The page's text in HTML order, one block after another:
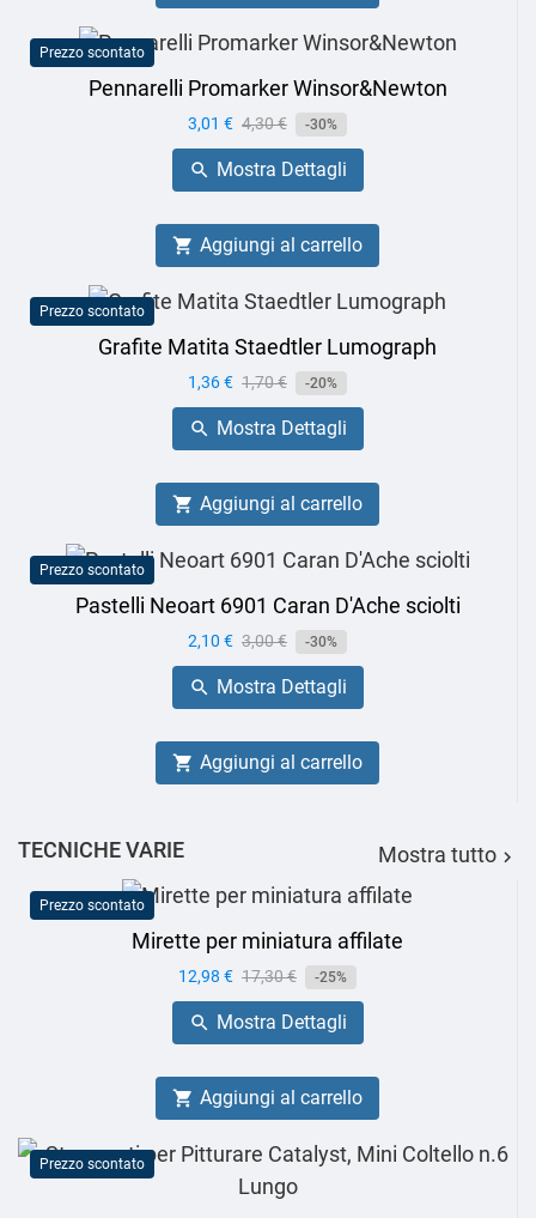
Prezzo scontato
Pennarelli Promarker Winsor&Newton
Prezzo
3,01 € Prezzo
base
4,30 € -30%
 Mostra Dettagli
 Aggiungi al carrello
Prezzo scontato
Grafite Matita Staedtler Lumograph
Prezzo
1,36 € Prezzo
base
1,70 € -20%
 Mostra Dettagli
 Aggiungi al carrello
Prezzo scontato
Pastelli Neoart 6901 Caran D'Ache sciolti
Prezzo
2,10 € Prezzo
base
3,00 € -30%
 Mostra Dettagli
 Aggiungi al carrello
TECNICHE VARIE Mostra tutto 
Prezzo scontato
Mirette per miniatura affilate
Prezzo
12,98 € Prezzo
base
17,30 € -25%
 Mostra Dettagli
 Aggiungi al carrello
Prezzo scontato